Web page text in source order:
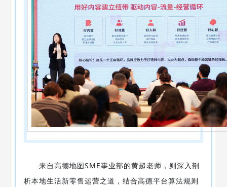
来自高德地图SME事业部的黄超老师，则深入剖
析本地生活新零售运营之道，结合高德平台算法规则